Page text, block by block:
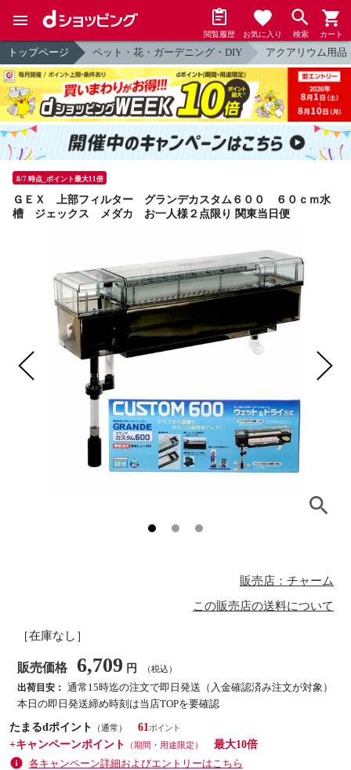
閲覧履歴 お気に入り 検索 カート
トップページ ペット・花・ガーデニング・DIY アクアリウム用品
8/7 時点_ポイント最大11倍
ＧＥＸ 上部フィルター グランデカスタム６００ ６０ｃｍ水
槽 ジェックス メダカ お一人様２点限り 関東当日便
販売店：チャーム
この販売店の送料について
［在庫なし］
販売価格 6,709 円 （税込）
出荷目安： 通常15時迄の注文で即日発送（入金確認済み注文が対象）
本日の即日発送締め時刻は当店TOPを要確認
たまるdポイント
（通常）
61
+キャンペーンポイント
（期間・用途限定）
最大10倍
各キャンペーン詳細およびエントリーはこちら